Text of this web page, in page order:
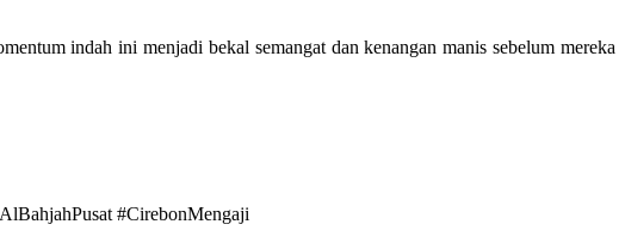
indah ini menjadi bekal semangat dan kenangan manis sebelum mereka
#CirebonMengaji